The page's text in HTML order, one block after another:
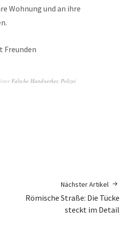
Wohnung und an ihre
Freunden
Falsche Handwerker, Polizei
Nächster Artikel
Römische Straße: Die Tücke
steckt im Detail